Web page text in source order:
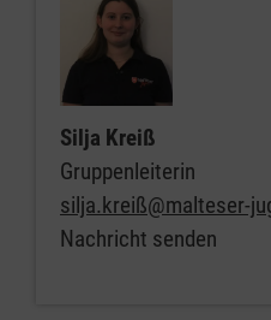
Silja Kreiß
Gruppenleiterin
silja.kreiß@malteser-
Nachricht senden